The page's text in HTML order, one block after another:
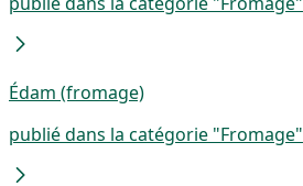
Édam (fromage)
publié dans la catégorie "Fromage"